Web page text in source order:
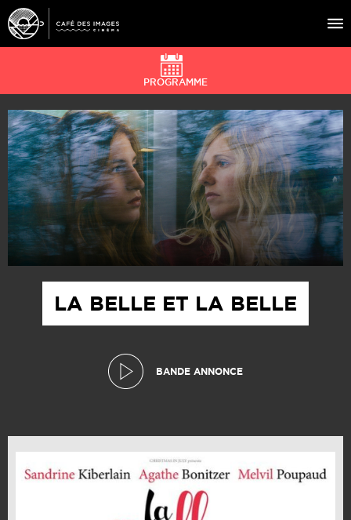
À L’AFFICHE
ÉVÉNEMENTS
CAFÉ DU CINÉ
PRATIQUE
ÉDUCATION AUX IMAGES
LA BELLE ET LA BELLE
BANDE ANNONCE
PROGRAMME